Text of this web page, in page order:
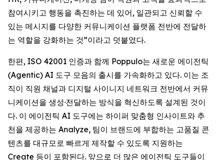
참여시키고 행동을 촉진하는 데 있어, 일관되고 신뢰할 수
있는 메시지를 다양한 커뮤니케이션 플랫폼 전반에 전달하
는 역할을 강화하는 것”이라고 덧붙였다.
한편, ISO 42001 인증과 함께 Poppulo는 새로운 에이전틱
(Agentic) AI 도구 모음의 출시를 가속화하고 있다. 이는 조
직이 직원 채널과 디지털 사이니지 네트워크 전반에서 커뮤
니케이션을 생성·전달하는 방식을 혁신하도록 설계된 것이
다. 이 에이전틱 AI 도구에는 하이퍼 맞춤형 인사이트와 추
천을 제공하는 Analyze, 팀이 브랜드에 부합하는 고품질 콘
텐츠를 대규모로 빠르게 제작할 수 있도록 지원하는
Create 등이 포함된다. 앞으로 더 많은 에이전틱 도구들이